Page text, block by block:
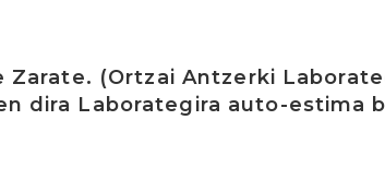
Zarate. (Ortzai Antzerki
dira Laborategira auto-estima